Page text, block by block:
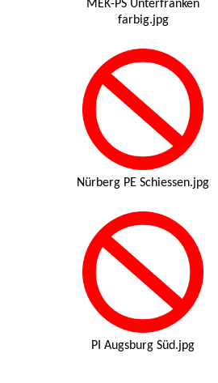
MEK-PS Unterfranken
farbig.jpg
Nürberg PE Schiessen.jpg
PI Augsburg Süd.jpg